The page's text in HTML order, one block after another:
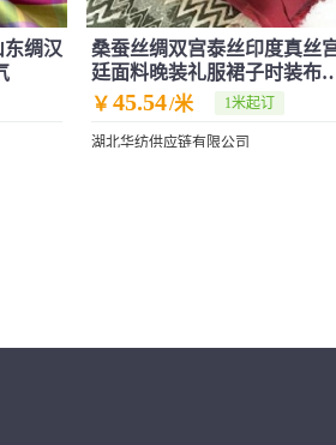
绸汉
桑蚕丝绸双宫泰丝印度真丝
廷面料晚装礼服裙子时装布
骨架挺括
￥ 45.54/米 1米起订
湖北华纺供应链有限公司